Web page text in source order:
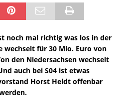
noch mal richtig was los in der
wechselt für 30 Mio. Euro von
den Niedersachsen wechselt
auch bei S04 ist etwas
Horst Heldt offenbar